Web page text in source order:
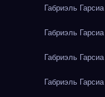
Габриэль
Габриэль
Габриэль
Габриэль